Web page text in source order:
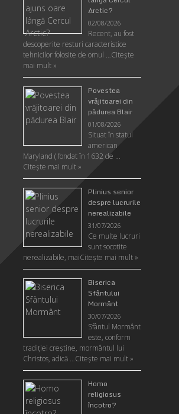
Arctic?
02/08/2026
Recent, au fost
descoperite resturi caracteristice
tehnicilor folosite de omul …Citeşte
mai mult »
Povestea
vrăjitoarei din
pădurea Blair
01/08/2026
Situat în statul
american
Maryland ( fondat în 1632 de …
Citeşte mai mult »
Plinius senior
despre lucrurile
nerealizabile
31/07/2026
Ce multe lucruri
sunt socotite
nerealizabile, maiCiteşte mai mult »
Biserica
Sfântului
Mormânt
30/07/2026
Sfântul Mormânt
este, conform
tradiţiei creştine, mormântul lui
Christos, adică …Citeşte mai mult »
Homo
religiosus
încotro?